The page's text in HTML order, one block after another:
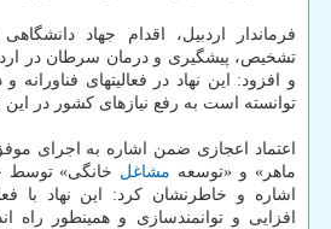
فرماندار اردبیل، اقدام جهاد
تشخیص، پیشگیری و درمان سرطان در
و افزود: این نهاد در فعالیتهای فناورانه
توانسته است به رفع نیازهای کشور در
اعتماد اعجازی ضمن اشاره به اجرای
ماهر» و «توسعه مشاغل خانگی» توسط
اشاره و خاطرنشان کرد: این نهاد با
افزایی و توانمندسازی و همینطور راه